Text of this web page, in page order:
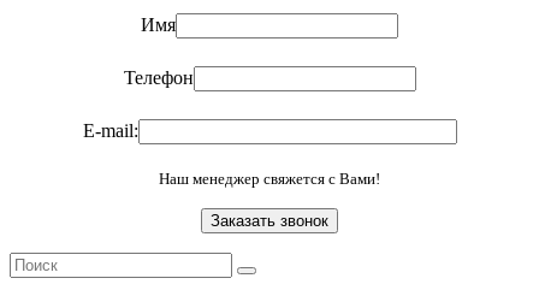
Имя
Телефон
E-mail:
Наш менеджер свяжется с Вами!